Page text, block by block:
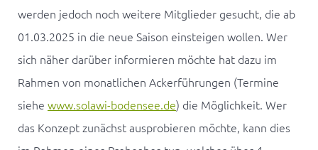
werden jedoch noch weitere Mitglieder gesucht, die ab
01.03.2025 in die neue Saison einsteigen wollen. Wer
sich näher darüber informieren möchte hat dazu im
Rahmen von monatlichen Ackerführungen (Termine
siehe www.solawi-bodensee.de) die Möglichkeit. Wer
das Konzept zunächst ausprobieren möchte, kann dies